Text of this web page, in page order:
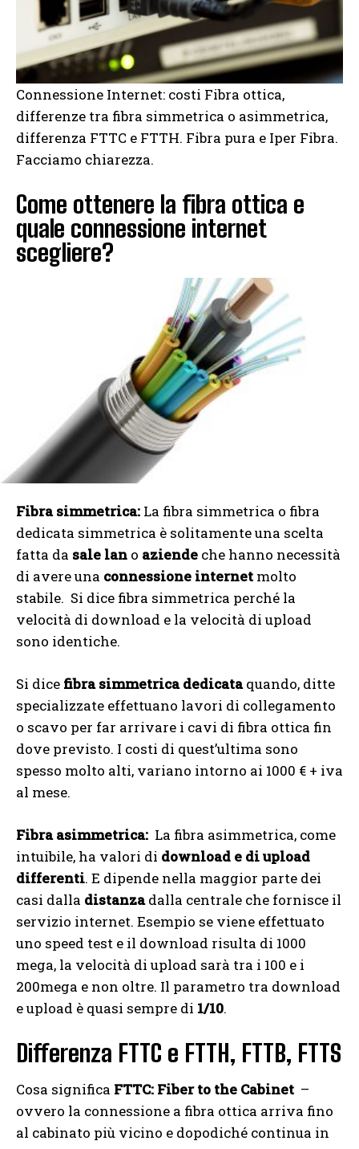
Connessione Internet: costi Fibra ottica,
differenze tra fibra simmetrica o asimmetrica,
differenza FTTC e FTTH. Fibra pura e Iper Fibra.
Facciamo chiarezza.
Come ottenere la fibra ottica e
quale connessione internet
scegliere?
Fibra simmetrica: La fibra simmetrica o fibra
dedicata simmetrica è solitamente una scelta
fatta da sale lan o aziende che hanno necessità
di avere una connessione internet molto
stabile. Si dice fibra simmetrica perché la
velocità di download e la velocità di upload
sono identiche.
Si dice fibra simmetrica dedicataquando, ditte
specializzate effettuano lavori di collegamento
o scavo per far arrivare i cavi di fibra ottica fin
dove previsto. I costi di quest’ultima sono
spesso molto alti, variano intorno ai 1000 € + iva
al mese.
Fibra asimmetrica: La fibra asimmetrica, come
intuibile, ha valori di download e di upload
differenti. E dipende nella maggior parte dei
casi dalla distanzadalla centrale che fornisce il
servizio internet. Esempio se viene effettuato
uno speed test e il download risulta di 1000
mega, la velocità di upload sarà tra i 100 e i
200mega e non oltre. Il parametro tra download
e upload è quasi sempre di 1/10.
Differenza FTTC e FTTH, FTTB, FTTS
Cosa significa FTTC: Fiber to the Cabinet –
ovvero la connessione a fibra ottica arriva fino
al cabinato più vicino e dopodiché continua in